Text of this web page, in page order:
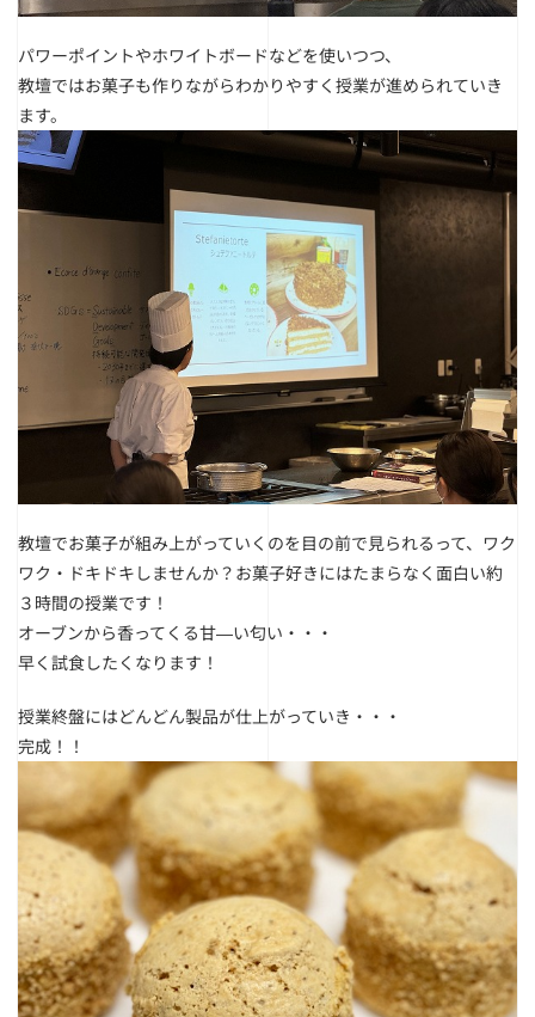
パワーポイントやホワイトボードなどを使いつつ、
教壇ではお菓子も作りながらわかりやすく授業が進められていき
ます。
教壇でお菓子が組み上がっていくのを目の前で見られるって、 ワク
ワク・ドキドキしませんか？お菓子好きにはたまらなく面白い約
３時間の授業です！
オーブンから香ってくる甘―い匂い・・・
早く試食したくなります！
授業終盤にはどんどん製品が仕上がっていき・・・
完成！！